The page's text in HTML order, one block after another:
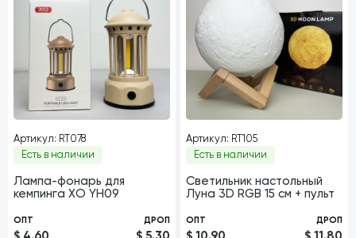
Артикул: RT078
Есть в наличии
Лампа-фонарь для
кемпинга XO YH09
ОПТ ДРОП
Артикул: RT105
Есть в наличии
Светильник настольный
Луна 3D RGB 15 см + пульт
ОПТ ДРОП